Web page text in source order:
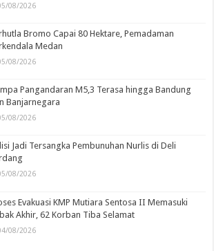
08/2026
Bromo Capai 80 Hektare, Pemadaman
Medan
08/2026
Pangandaran M5,3 Terasa hingga Bandung
Banjarnegara
08/2026
Jadi Tersangka Pembunuhan Nurlis di Deli
08/2026
Evakuasi KMP Mutiara Sentosa II Memasuki
Akhir, 62 Korban Tiba Selamat
08/2026